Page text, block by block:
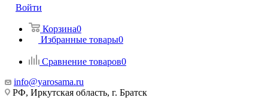
Войти
Корзина0
Избранные товары0
Сравнение товаров0
info@yarosama.ru
РФ, Иркутская область, г. Братск